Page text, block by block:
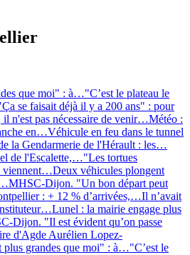
que moi" : à…"C’est le plateau le
se faisait déjà il y a 200 ans" : pour
il n'est pas nécessaire de venir…Météo :
en…Véhicule en feu dans le tunnel
la Gendarmerie de l'Hérault : les…
de l'Escalette,…"Les tortues
viennent…Deux véhicules plongent
MHSC-Dijon. "Un bon départ peut
: + 12 % d’arrivées,…Il n’avait
Lunel : la mairie engage plus
Dijon. "Il est évident qu’on passe
d'Agde Aurélien Lopez-
plus grandes que moi" : à…"C’est le